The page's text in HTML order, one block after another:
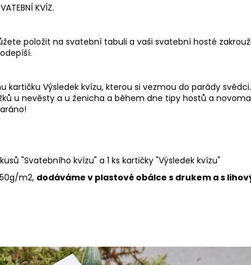
KVÍZ.
položit na svatební tabuli a vaši svatební hosté
kartičku Výsledek kvízu, kterou si vezmou do parády
u nevěsty a u ženicha a během dne tipy hostů a
"Svatebního kvízu" a 1 ks kartičky "Výsledek kvízu"
m2, dodáváme v plastové obálce s drukem a s